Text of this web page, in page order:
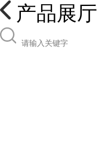
产品展厅